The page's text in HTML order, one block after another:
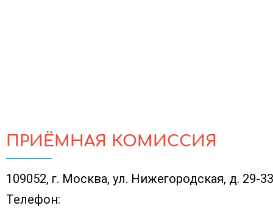
ПРИЁМНАЯ КОМИССИЯ
109052, г. Москва, ул. Нижегородская, д. 29-33
Телефон: